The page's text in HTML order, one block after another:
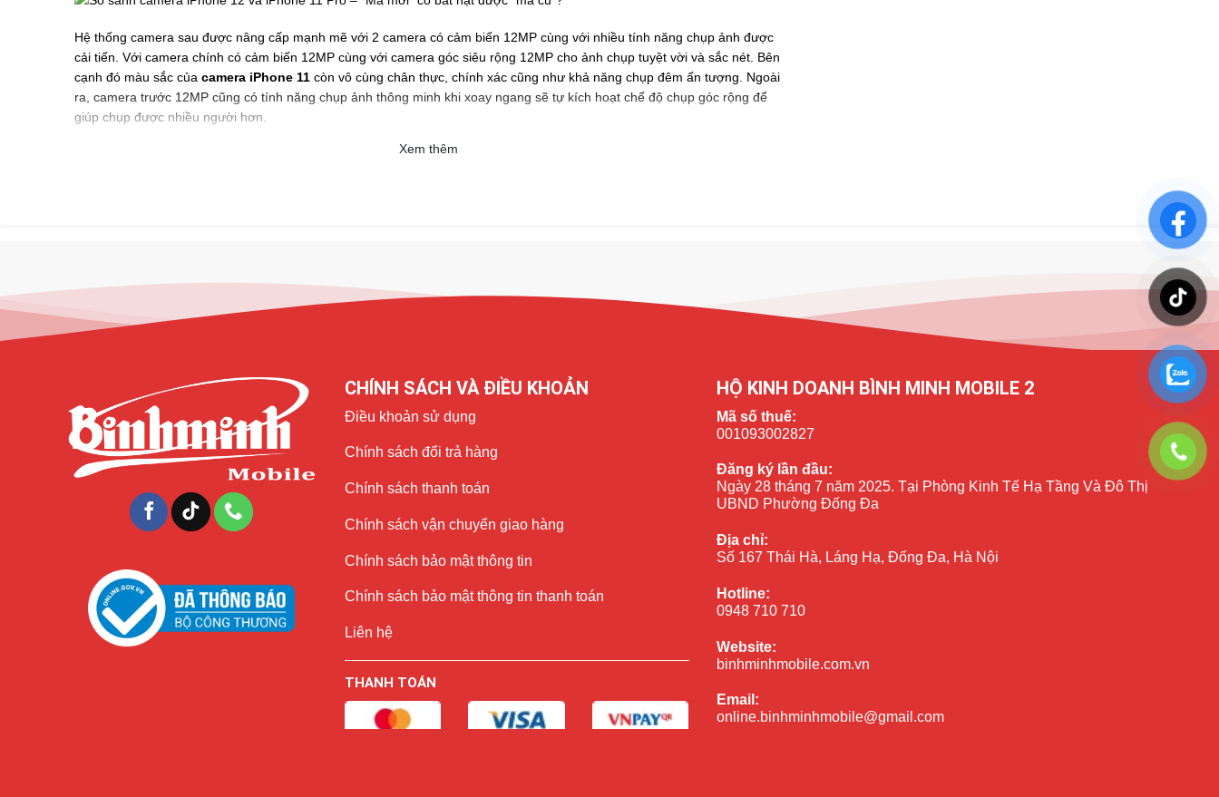
Hệ thống camera sau được nâng cấp mạnh mẽ với 2 camera có cảm biến 12MP cùng với nhiều tính năng chụp ảnh được
cải tiến. Với camera chính có cảm biến 12MP cùng với camera góc siêu rộng 12MP cho ảnh chụp tuyệt vời và sắc nét. Bên
cạnh đó màu sắc của camera iPhone 11còn vô cùng chân thực, chính xác cũng như khả năng chụp đêm ấn tượng. Ngoài
ra, camera trước 12MP cũng có tính năng chụp ảnh thông minh khi xoay ngang sẽ tự kích hoạt chế độ chụp góc rộng để
giúp chụp được nhiều người hơn.
iPhone 11 không sử dụng được camera nên xử lý như thế nào?
Xem thêm
CHÍNH SÁCH VÀ ĐIỀU KHOẢN
Điều khoản sử dụng
Chính sách đổi trả hàng
Chính sách thanh toán
Chính sách vận chuyển giao hàng
Chính sách bảo mật thông tin
Chính sách bảo mật thông tin thanh toán
Liên hệ
THANH TOÁN
HỘ KINH DOANH BÌNH MINH MOBILE 2
Mã số thuế:
001093002827
Đăng ký lần đầu:
Ngày 28 tháng 7 năm 2025. Tại Phòng Kinh Tế Hạ Tầng Và Đô Thị
UBND Phường Đống Đa
Địa chỉ:
Số 167 Thái Hà, Láng Hạ, Đống Đa, Hà Nội
Hotline:
0948 710 710
Website:
binhminhmobile.com.vn
Email:
online.binhminhmobile@gmail.com